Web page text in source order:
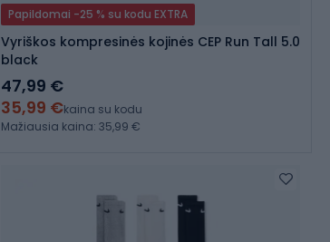
Papildomai -25 % su kodu EXTRA
Vyriškos kompresinės kojinės CEP Run Tall 5.0
black
47,99 €
35,99 €kaina su kodu
Mažiausia kaina: 35,99 €